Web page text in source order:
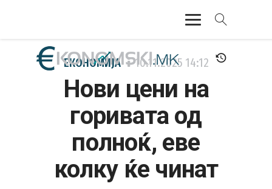
АКТУЕЛНО
ЕКОНОМИЈА
ФИНАНСИИ
БАНКАРСТВО
ЖИВОТ
ЕКОНОМИЈА 10.11.2025 14:12
Нови цени на
горивата од
полноќ, еве
колку ќе чинат